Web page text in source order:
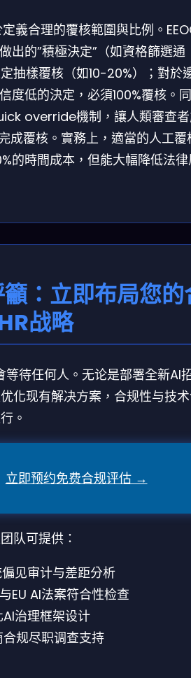
義合理的覆核範圍與比例。
出的”積極決定”（如資格篩選通
抽樣覆核（如10-20%）；對於
度低的決定，必須100%覆核。同
override機制，讓人類審查
成覆核。實務上，適當的人工覆
的時間成本，但能大幅降低法
：立即布局您的
战略
等待任何人。无论是部署全新AI
化现有解决方案，合规性与技
。
立即预约免费合规评估 →
队可提供：
见审计与差距分析
EU AI法案符合性检查
AI治理框架设计
规尽职调查支持